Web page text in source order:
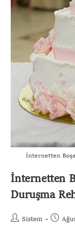
İnternetten
İnternetten
Duruşma
Sistem